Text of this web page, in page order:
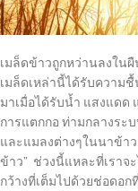
เมล็ดข้าวถูกหว่านลงใน
เมล็ดเหล่านี้ได้รับความ
มาเมื่อได้รับน้ำ แสงแดด
การแตกกอ ท่ามกลางระ
และแมลงต่างๆในนาข้าว
ข้าว” ช่วงนี้แหละที่เราจ
กว้างที่เต็มไปด้วยช่อดอ